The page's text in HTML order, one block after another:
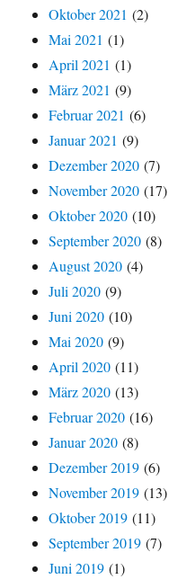
Oktober 2021 (2)
Mai 2021 (1)
April 2021 (1)
März 2021 (9)
Februar 2021 (6)
Januar 2021 (9)
Dezember 2020 (7)
November 2020 (17)
Oktober 2020 (10)
September 2020 (8)
August 2020 (4)
Juli 2020 (9)
Juni 2020 (10)
Mai 2020 (9)
April 2020 (11)
März 2020 (13)
Februar 2020 (16)
Januar 2020 (8)
Dezember 2019 (6)
November 2019 (13)
Oktober 2019 (11)
September 2019 (7)
Juni 2019 (1)